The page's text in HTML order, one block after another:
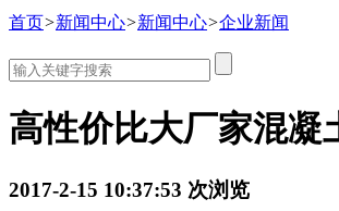
首页>新闻中心>新闻中心>企业新闻
高性价比大厂家混凝
2017-2-15 10:37:53 次浏览